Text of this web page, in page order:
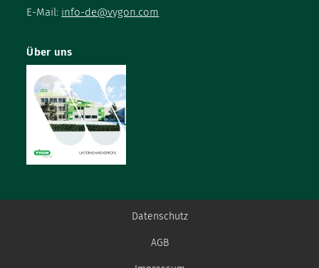
E-Mail: info-de@vygon.com
Über uns
Datenschutz
AGB